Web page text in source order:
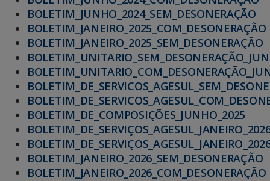
BOLETIM_JUNHO_2024_SEM_DESONERAÇÃO
BOLETIM_JANEIRO_2025_COM_DESONERAÇÃO
BOLETIM_JANEIRO_2025_SEM_DESONERAÇÃO
BOLETIM_DE_COMPOSIÇÕES_JUNHO_2025
BOLETIM_JANEIRO_2026_SEM_DESONERAÇÃO
BOLETIM_JANEIRO_2026_COM_DESONERAÇÃO